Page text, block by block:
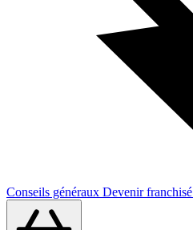
Conseils généraux Devenir franchisé